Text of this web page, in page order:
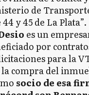
de
y 45 de La Plata”.
es un
por
para la
compra del
socio de esa